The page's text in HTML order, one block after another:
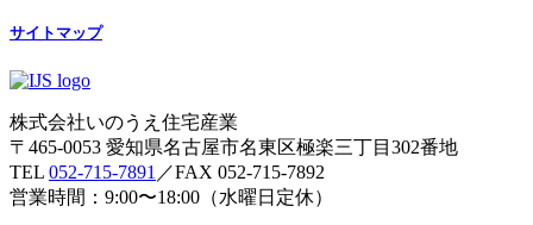
サイトマップ
株式会社いのうえ住宅産業
〒465-0053 愛知県名古屋市名東区極楽三丁目302番地
TEL 052-715-7891 ／FAX 052-715-7892
営業時間：9:00〜18:00（水曜日定休）